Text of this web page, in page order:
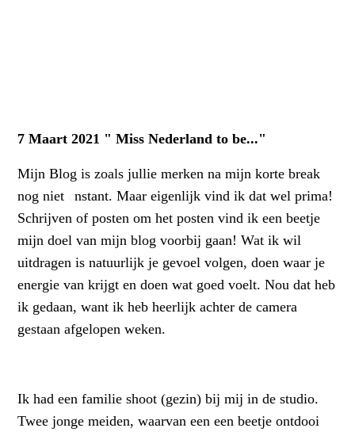
7 Maart 2021 " Miss Nederland to be..."
Mijn Blog is zoals jullie merken na mijn korte break
nog niet
cnstant. Maar eigenlijk vind ik dat wel prima!
Schrijven of posten om het posten vind ik een beetje
mijn doel van mijn blog voorbij gaan! Wat ik wil
uitdragen is natuurlijk je gevoel volgen, doen waar je
energie van krijgt en doen wat goed voelt. Nou dat heb
ik gedaan, want ik heb heerlijk achter de camera
gestaan afgelopen weken.
Ik had een familie shoot (gezin) bij mij in de studio.
Twee jonge meiden, waarvan een een beetje ontdooi